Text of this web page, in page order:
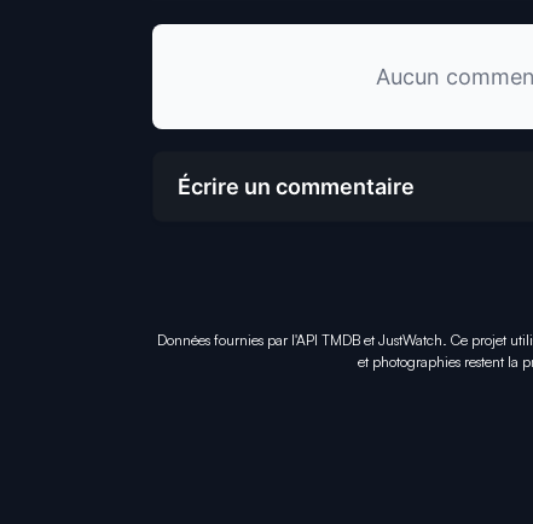
Aucun
Écrire un commentaire
Données fournies par l'API TMDB et JustWatch. Ce projet
et photographies restent la